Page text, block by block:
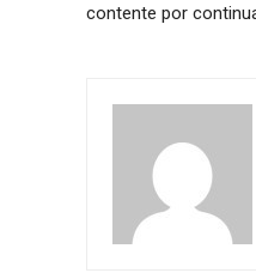
contente por